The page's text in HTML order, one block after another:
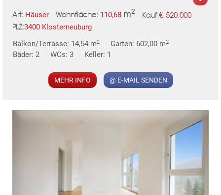
Art: Häuser Wohnfläche: 110,68 m2 Kauf:€ 520.000
PLZ:3400 Klosterneuburg
Balkon/Terrasse: 14,54 m2 Garten: 602,00 m2
Bäder: 2 WCs: 3 Keller: 1
MEHR INFO @ E-MAIL SENDEN